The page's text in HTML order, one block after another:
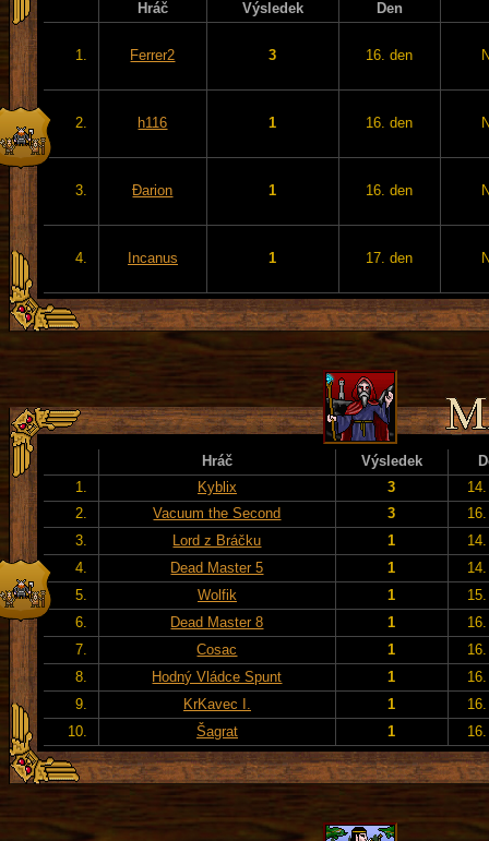
Hráč Výsledek Den
1. Ferrer2 3 16. den
2. h116 1 16. den
3. Đarion 1 16. den
4. Incanus 1 17. den
Hráč Výsledek
1.
Kyblix 3
2.
Vacuum the Second 3
3.
Lord z Bráčku 1
4.
Dead Master 5 1
5.
Wolfik 1
6.
Dead Master 8 1
7.
Cosac 1
8.
Hodný Vládce Spunt 1
9.
KrKavec I. 1
10.
Šagrat 1